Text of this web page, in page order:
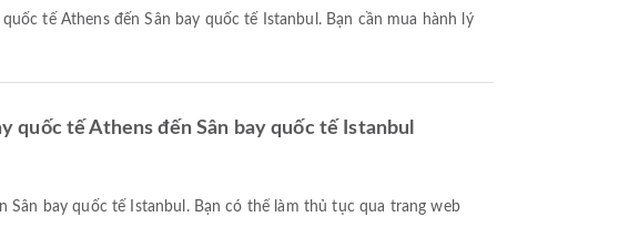
tế Athens đến Sân bay quốc tế Istanbul